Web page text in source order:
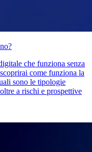
che funziona senza
come funziona la
sono le tipologie
a rischi e prospettive